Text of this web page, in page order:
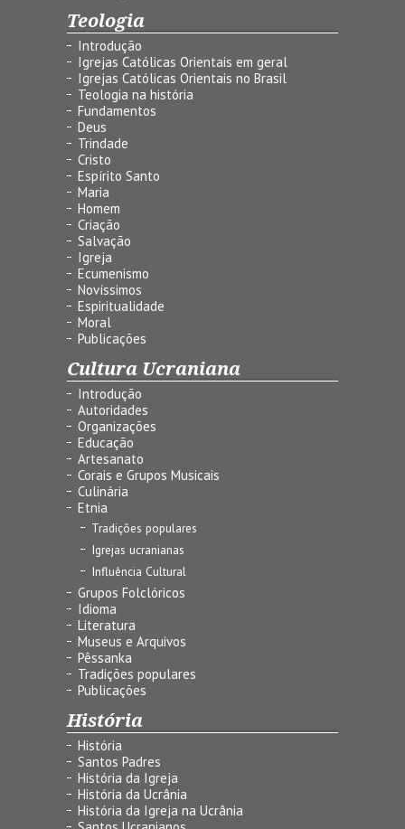
Teologia
Introdução
Igrejas Católicas Orientais em geral
Igrejas Católicas Orientais no Brasil
Teologia na história
Fundamentos
Deus
Trindade
Cristo
Espírito Santo
Maria
Homem
Criação
Salvação
Igreja
Ecumenismo
Novíssimos
Espiritualidade
Moral
Publicações
Cultura Ucraniana
Introdução
Autoridades
Organizações
Educação
Artesanato
Corais e Grupos Musicais
Culinária
Etnia
Tradições populares
Igrejas ucranianas
Influência Cultural
Grupos Folclóricos
Idioma
Literatura
Museus e Arquivos
Pêssanka
Tradições populares
Publicações
História
História
Santos Padres
História da Igreja
História da Ucrânia
História da Igreja na Ucrânia